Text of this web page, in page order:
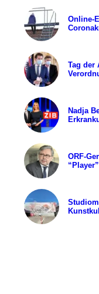
Online-
Tag der
Nadja
ORF-